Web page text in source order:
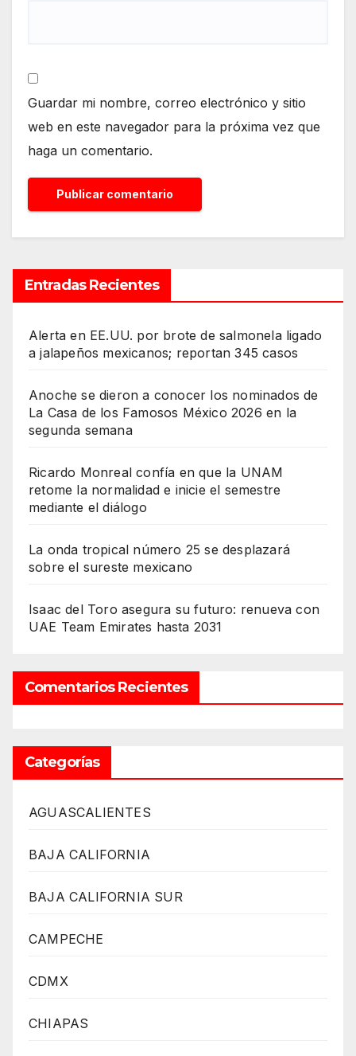
Guardar mi nombre, correo electrónico y sitio
web en este navegador para la próxima vez que
haga un comentario.
Entradas Recientes
Alerta en EE.UU. por brote de salmonela ligado
a jalapeños mexicanos; reportan 345 casos
Anoche se dieron a conocer los nominados de
La Casa de los Famosos México 2026 en la
segunda semana
Ricardo Monreal confía en que la UNAM
retome la normalidad e inicie el semestre
mediante el diálogo
La onda tropical número 25 se desplazará
sobre el sureste mexicano
Isaac del Toro asegura su futuro: renueva con
UAE Team Emirates hasta 2031
Comentarios Recientes
Categorías
AGUASCALIENTES
BAJA CALIFORNIA
BAJA CALIFORNIA SUR
CAMPECHE
CDMX
CHIAPAS